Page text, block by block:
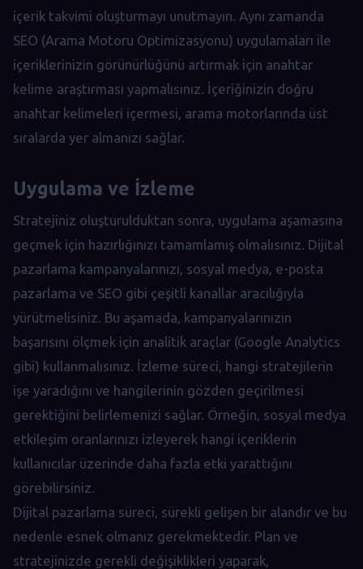
içerik takvimi oluşturmayı unutmayın. Aynı zamanda
SEO (Arama Motoru Optimizasyonu) uygulamaları ile
içeriklerinizin görünürlüğünü artırmak için anahtar
kelime araştırması yapmalısınız. İçeriğinizin doğru
anahtar kelimeleri içermesi, arama motorlarında üst
sıralarda yer almanızı sağlar.
Uygulama ve İzleme
Stratejiniz oluşturulduktan sonra, uygulama aşamasına
geçmek için hazırlığınızı tamamlamış olmalısınız. Dijital
pazarlama kampanyalarınızı, sosyal medya, e-posta
pazarlama ve SEO gibi çeşitli kanallar aracılığıyla
yürütmelisiniz. Bu aşamada, kampanyalarınızın
başarısını ölçmek için analitik araçlar (Google Analytics
gibi) kullanmalısınız. İzleme süreci, hangi stratejilerin
işe yaradığını ve hangilerinin gözden geçirilmesi
gerektiğini belirlemenizi sağlar. Örneğin, sosyal medya
etkileşim oranlarınızı izleyerek hangi içeriklerin
kullanıcılar üzerinde daha fazla etki yarattığını
görebilirsiniz.
Dijital pazarlama süreci, sürekli gelişen bir alandır ve bu
nedenle esnek olmanız gerekmektedir. Plan ve
stratejinizde gerekli değişiklikleri yaparak,